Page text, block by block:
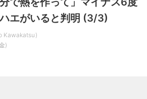
エがいると判明 (3/3)
Kawakatsu
)